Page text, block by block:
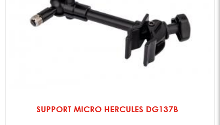
SUPPORT MICRO HERCULES DG137B